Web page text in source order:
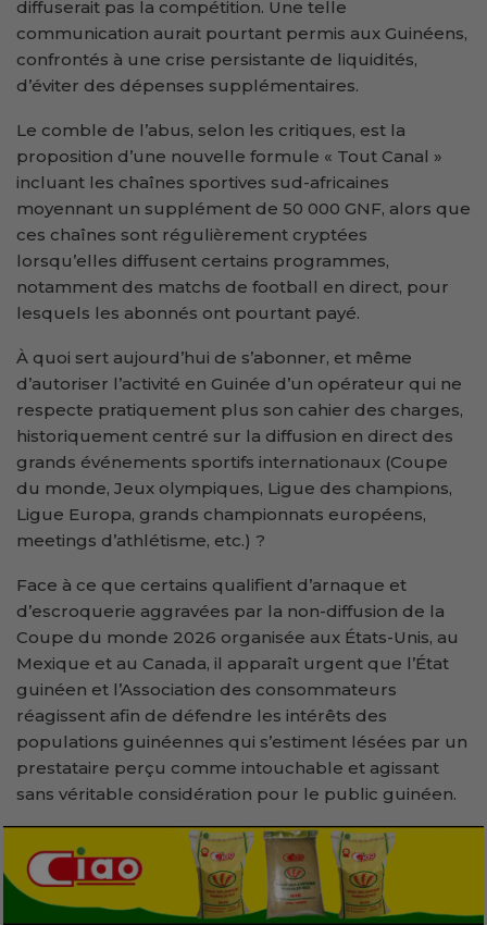
diffuserait pas la compétition. Une telle
communication aurait pourtant permis aux Guinéens,
confrontés à une crise persistante de liquidités,
d’éviter des dépenses supplémentaires.
Le comble de l’abus, selon les critiques, est la
proposition d’une nouvelle formule « Tout Canal »
incluant les chaînes sportives sud-africaines
moyennant un supplément de 50 000 GNF, alors que
ces chaînes sont régulièrement cryptées
lorsqu’elles diffusent certains programmes,
notamment des matchs de football en direct, pour
lesquels les abonnés ont pourtant payé.
À quoi sert aujourd’hui de s’abonner, et même
d’autoriser l’activité en Guinée d’un opérateur qui ne
respecte pratiquement plus son cahier des charges,
historiquement centré sur la diffusion en direct des
grands événements sportifs internationaux (Coupe
du monde, Jeux olympiques, Ligue des champions,
Ligue Europa, grands championnats européens,
meetings d’athlétisme, etc.) ?
Face à ce que certains qualifient d’arnaque et
d’escroquerie aggravées par la non-diffusion de la
Coupe du monde 2026 organisée aux États-Unis, au
Mexique et au Canada, il apparaît urgent que l’État
guinéen et l’Association des consommateurs
réagissent afin de défendre les intérêts des
populations guinéennes qui s’estiment lésées par un
prestataire perçu comme intouchable et agissant
sans véritable considération pour le public guinéen.